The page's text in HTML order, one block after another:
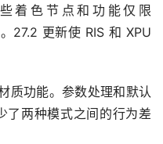
着色节点和功能仅限
27.2 更新使 RIS 和 XPU
质功能。参数处理和默认
了两种模式之间的行为差